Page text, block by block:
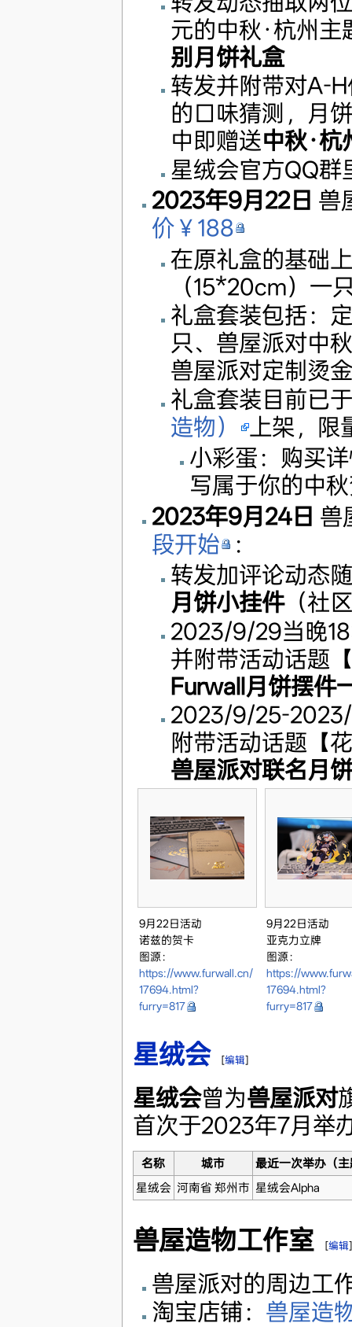
元的中秋·杭州主
别月饼礼盒
转发并附带对A-
的口味猜测，月
中即赠送中秋·杭
星绒会官方QQ群
2023年9月22日 兽
价￥188
在原礼盒的基础
（15*20cm）一
礼盒套装包括：
只、兽屋派对中
兽屋派对定制烫
礼盒套装目前已
造物）
上架，限
小彩蛋：购买
写属于你的中
2023年9月24日 兽
段开始
：
转发加评论动态
月饼小挂件（社
2023/9/29当晚
并附带活动话题
Furwall月饼摆件
2023/9/25-2023/
附带活动话题【
兽屋派对联名月
9月22日活动
诺兹的贺卡
图源：
https://www.furwall.cn/
17694.html?
furry=817
9月22日活动
亚克力立牌
图源：
https://
17694.html?
furry=817
星绒会 [编辑]
星绒会曾为兽屋派对
首次于2023年7月举
名称 城市
最近一次举办（
星绒会 河南省 郑州市 星绒会Alpha
兽屋造物工作室 [编辑]
兽屋派对的周边工
淘宝店铺： 兽屋造